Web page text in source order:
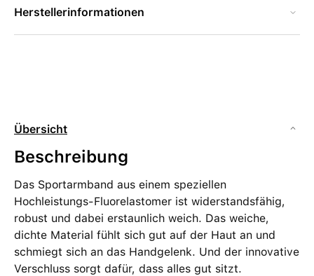
Herstellerinformationen
Übersicht
Beschreibung
Das Sportarmband aus einem speziellen
Hochleistungs-Fluorelastomer ist widerstandsfähig,
robust und dabei erstaunlich weich. Das weiche,
dichte Material fühlt sich gut auf der Haut an und
schmiegt sich an das Handgelenk. Und der innovative
Verschluss sorgt dafür, dass alles gut sitzt.